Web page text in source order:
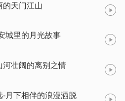
的天门江山
城里的月光故事
河壮阔的离别之情
-月下相伴的浪漫洒脱